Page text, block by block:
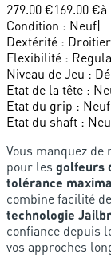
279.00 €169.00 €à
Condition : Neuf|
Dextérité : Droitier
Flexibilité :
Niveau de Jeu :
Etat de la tête :
Etat du grip : Neuf
Etat du shaft :
Vous manquez
pour les golfeurs
tolérance
combine facilité
technologie
confiance depuis
vos approches